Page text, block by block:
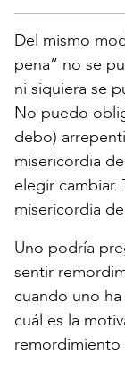
Del mismo
pena” no se
ni siquiera se
No puedo
debo)
misericordia
elegir
misericordia
Uno podría
sentir
cuando uno
cuál es la
remordimiento